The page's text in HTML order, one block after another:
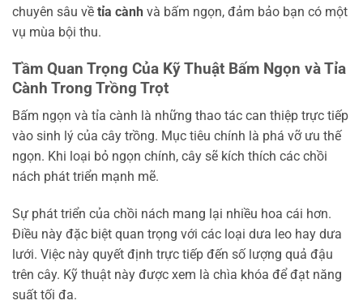
chuyên sâu về tỉa cành và bấm ngọn, đảm bảo bạn có một
vụ mùa bội thu.
Tầm Quan Trọng Của Kỹ Thuật Bấm Ngọn và Tỉa
Cành Trong Trồng Trọt
Bấm ngọn và tỉa cành là những thao tác can thiệp trực tiếp
vào sinh lý của cây trồng. Mục tiêu chính là phá vỡ ưu thế
ngọn. Khi loại bỏ ngọn chính, cây sẽ kích thích các chồi
nách phát triển mạnh mẽ.
Sự phát triển của chồi nách mang lại nhiều hoa cái hơn.
Điều này đặc biệt quan trọng với các loại dưa leo hay dưa
lưới. Việc này quyết định trực tiếp đến số lượng quả đậu
trên cây. Kỹ thuật này được xem là chìa khóa để đạt năng
suất tối đa.